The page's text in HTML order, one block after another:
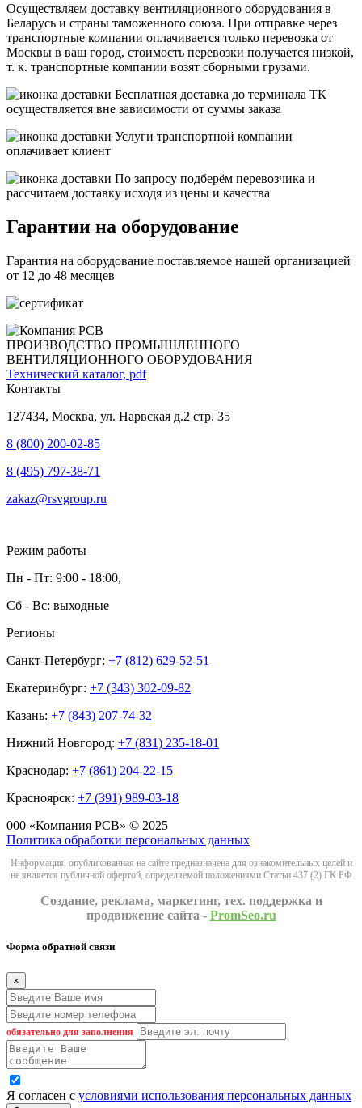
Осуществляем доставку вентиляционного оборудования в
Беларусь и страны таможенного союза. При отправке через
транспортные компании оплачивается только перевозка от
Москвы в ваш город, стоимость перевозки получается низкой,
т. к. транспортные компании возят сборными грузами.
Бесплатная доставка до терминала ТК
осуществляется вне зависимости от суммы заказа
Услуги транспортной компании
оплачивает клиент
По запросу подберём перевозчика и
рассчитаем доставку исходя из цены и качества
Гарантии на оборудование
Гарантия на оборудование поставляемое нашей организацией
от 12 до 48 месяцев
ПРОИЗВОДСТВО ПРОМЫШЛЕННОГО
ВЕНТИЛЯЦИОННОГО ОБОРУДОВАНИЯ
Технический каталог, pdf
Контакты
127434, Москва, ул. Нарвская д.2 стр. 35
8 (800) 200-02-85
8 (495) 797-38-71
zakaz@rsvgroup.ru
Режим работы
Пн - Пт: 9:00 - 18:00,
Сб - Вс: выходные
Регионы
Санкт-Петербург: +7 (812) 629-52-51
Екатеринбург: +7 (343) 302-09-82
Казань: +7 (843) 207-74-32
Нижний Новгород: +7 (831) 235-18-01
Краснодар: +7 (861) 204-22-15
Красноярск: +7 (391) 989-03-18
000 «Компания РСВ» © 2025
Политика обработки персональных данных
Информация, опубликованная на сайте предназначена для ознакомительных целей и
не является публичной офертой, определяемой положениями Статьи 437 (2) ГК РФ
Создание, реклама, маркетинг, тех. поддержка и
продвижение сайта - PromSeo.ru
Форма обратной связи
×
обязательно для заполнения
Я согласен с условиями использования персональных данных